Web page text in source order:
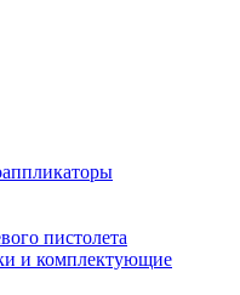
пистолета
и комплектующие